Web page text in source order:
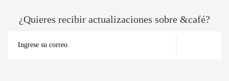
¿Quieres recibir actualizaciones sobre &café?